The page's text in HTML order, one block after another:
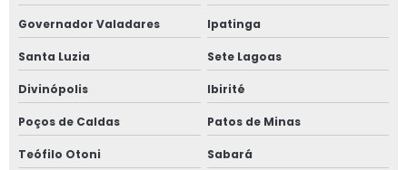
Material refratário para fundição
Governador Valadares Ipatinga
Santa Luzia Sete Lagoas
Divinópolis Ibirité
Poços de Caldas Patos de Minas
Teófilo Otoni Sabará